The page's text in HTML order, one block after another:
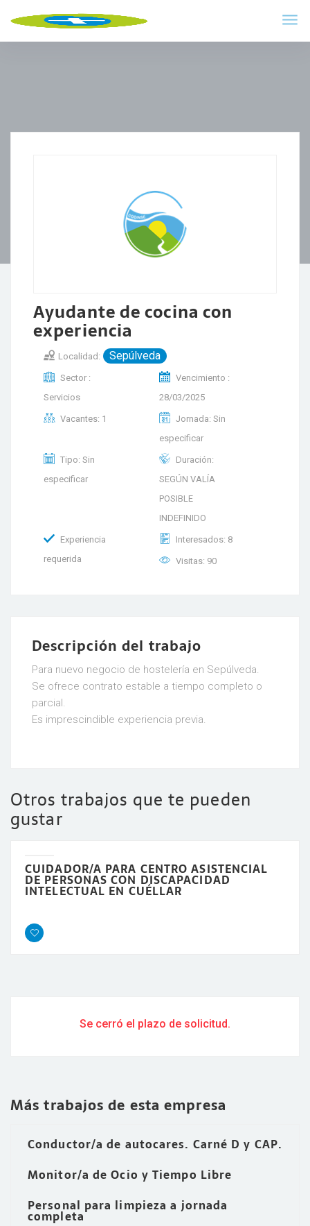
Ayudante de cocina con
experiencia
Localidad: Sepúlveda
Sector :
Servicios
Vencimiento :
28/03/2025
Vacantes: 1
Jornada: Sin
especificar
Tipo: Sin
especificar
Duración:
SEGÚN VALÍA
POSIBLE
INDEFINIDO
Experiencia
requerida
Interesados: 8
Visitas: 90
Descripción del trabajo
Para nuevo negocio de hostelería en Sepúlveda.
Se ofrece contrato estable a tiempo completo o
parcial.
Es imprescindible experiencia previa.
Otros trabajos que te pueden
gustar
CUIDADOR/A PARA CENTRO ASISTENCIAL
DE PERSONAS CON DISCAPACIDAD
INTELECTUAL EN CUÉLLAR
Se cerró el plazo de solicitud.
Más trabajos de esta empresa
Conductor/a de autocares. Carné D y CAP.
Monitor/a de Ocio y Tiempo Libre
Personal para limpieza a jornada
completa